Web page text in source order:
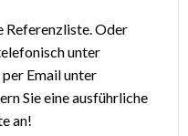
Referenzliste. Oder
unter
Email unter
Sie eine ausführliche
an!